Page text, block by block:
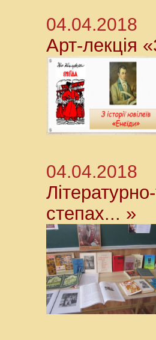
04.04.2018
Арт-лекція
04.04.2018
степах... »